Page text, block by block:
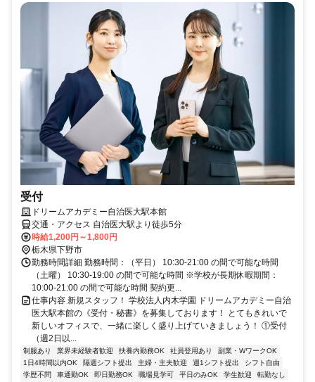
受付
ドリームアカデミー自治医大駅本館
交通・アクセス 自治医大駅より徒歩5分
時給1,200円～1,800円
栃木県下野市
勤務時間詳細 勤務時間：（平日） 10:30-21:00 の間で可能な時間
（土曜） 10:30-19:00 の間で可能な時間 ※学校が長期休暇期間：
10:00-21:00 の間で可能な時間 契約更...
仕事内容 新規スタッフ！ 学校法人内木学園 ドリームアカデミー自治
医大駅本館の《受付・秘書》を募集しております！ とてもきれいで
新しいオフィスで、一緒に楽しく盛り上げていきましょう！ ①受付
（週2日以...
制服あり 業界未経験者歓迎 扶養内勤務OK 社員登用あり
副業・WワークOK
1日4時間以内OK
隔週シフト提出 主婦・主夫歓迎 週1シフト提出
シフト自由
学歴不問
車通勤OK 即日勤務OK 職場見学可 平日のみOK 学生歓迎
転勤なし